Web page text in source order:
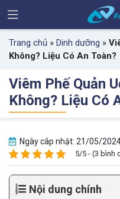
Trang chủ » Dinh dưỡng »
Không? Liệu Có An Toàn?
Viêm Phế Quản
Không? Liệu Có
Ngày câp nhật: 21/05/
5/5 - (3 bình
Nội dung chính